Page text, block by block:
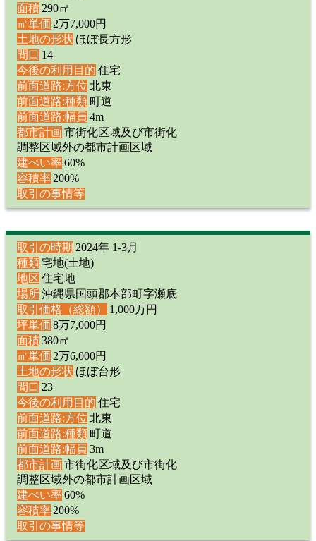
面積290㎡
㎡単価 2万7,000円
土地の形状 ほぼ長方形
間口 14
今後の利用目的 住宅
前面道路:方位 北東
前面道路:種類 町道
前面道路:幅員 4m
都市計画 市街化区域及び市街化
調整区域外の都市計画区域
建ぺい率60%
容積率200%
取引の事情等
取引の時期 2024年 1-3月
種類 宅地(土地)
地区 住宅地
場所沖縄県国頭郡本部町字瀬底
取引価格（総額）
1,000万円
坪単価 8万7,000円
面積380㎡
㎡単価 2万6,000円
土地の形状 ほぼ台形
間口 23
今後の利用目的 住宅
前面道路:方位 北東
前面道路:種類 町道
前面道路:幅員 3m
都市計画 市街化区域及び市街化
調整区域外の都市計画区域
建ぺい率60%
容積率200%
取引の事情等